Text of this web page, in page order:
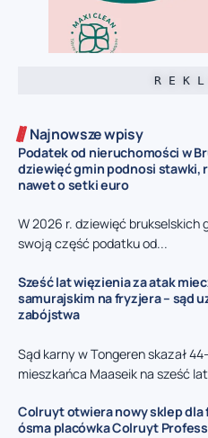
R E K L
Najnowsze wpisy
Podatek od nieruchomości w
dziewięć gmin podnosi stawki,
nawet o setki euro
W 2026 r. dziewięć brukselskich
swoją część podatku od...
Sześć lat więzienia za atak
samurajskim na fryzjera – sąd
zabójstwa
Sąd karny w Tongeren skazał
mieszkańca Maaseik na sześć
Colruyt otwiera nowy sklep dla
ósma placówka Colruyt